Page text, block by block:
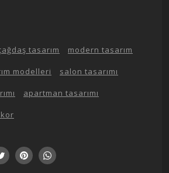
tasarım modern tasarım
modelleri salon tasarımı
apartman tasarımı